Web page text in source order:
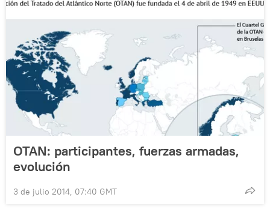
OTAN: participantes, fuerzas armadas,
evolución
3 de julio 2014, 07:40 GMT